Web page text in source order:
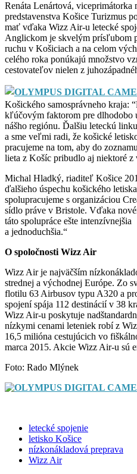
Renáta Lenártová, viceprimátorka
predstavenstva Košice Turizmus
mať vďaka Wizz Air-u letecké
Anglickom je skvelým prísľubom
ruchu v Košiciach a na celom
celého roka ponúkajú množstvo
cestovateľov nielen z
Košického samosprávneho kraja:
kľúčovým faktorom pre dlhodobo
nášho regiónu. Ďalšiu leteckú
a sme veľmi radi, že košické
pracujeme na tom, aby do
lieta z Košíc pribudlo aj niektoré
Michal Hladký, riaditeľ Košice
ďalšieho úspechu košického
spolupracujeme s organizáciou
sídlo práve v Bristole. Vďaka
táto spolupráce ešte intenzívnejšia
a jednoduchšia.“
O spoločnosti Wizz Air
Wizz Air je najväčším
strednej a východnej Európe. Zo
flotilu 63 Airbusov typu A320 a
spojení spája 112 destinácií v 38
Wizz Air-u poskytuje
nízkymi cenami leteniek robí z
16,5 milióna cestujúcich vo
marca 2015. Akcie Wizz Air-u sú
Foto: Rado Mlýnek
letecké spojenie
letisko Košice
nízkonákladová preprava
Wizz Air